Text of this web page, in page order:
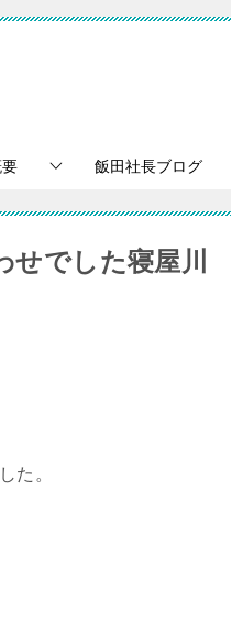
飯田社長ブログ
でした寝屋川
た。